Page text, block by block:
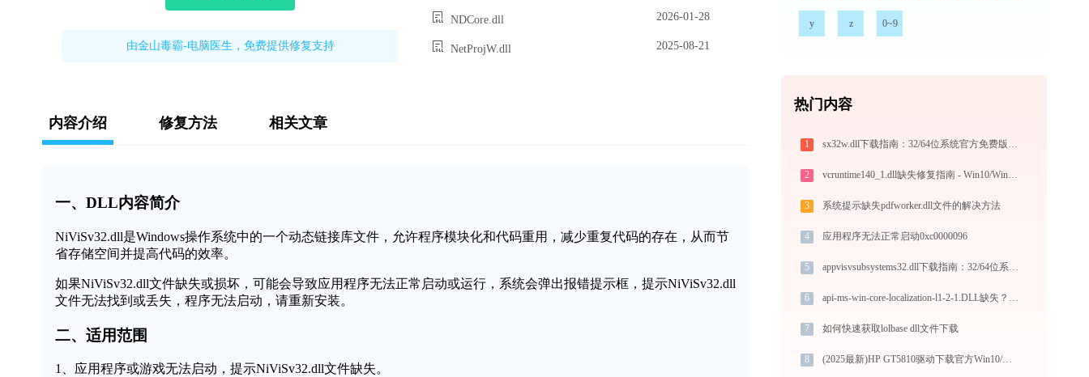
由金山毒霸-电脑医生，免费提供修复支持
NDCore.dll 2026-01-28
NetProjW.dll 2025-08-21
内容介绍 修复方法 相关文章
一、DLL内容简介
NiViSv32.dll是Windows操作系统中的一个动态链接库文件，允许程序模块化和代码重用，减少重复代码的存在，从而节
省存储空间并提高代码的效率。
如果NiViSv32.dll文件缺失或损坏，可能会导致应用程序无法正常启动或运行，系统会弹出报错提示框，提示NiViSv32.dll
文件无法找到或丢失，程序无法启动，请重新安装。
二、适用范围
1、应用程序或游戏无法启动，提示NiViSv32.dll文件缺失。
y z 0~9
热门内容
1 sx32w.dll下载指南：32/64位系统官方免费版DLL文件修复教程
2 vcruntime140_1.dll缺失修复指南 - Win10/Win11 VC++运行库安装与错误解决
3 系统提示缺失pdfworker.dll文件的解决方法
4 应用程序无法正常启动0xc0000096
5 appvisvsubsystems32.dll下载指南：32/64位系统官方免费版获取与修复教程
6 api-ms-win-core-localization-l1-2-1.DLL缺失？官方免费32/64位一键修复工具
7 如何快速获取lolbase dll文件下载
8 (2025最新)HP GT5810驱动下载官方Win10/Win11